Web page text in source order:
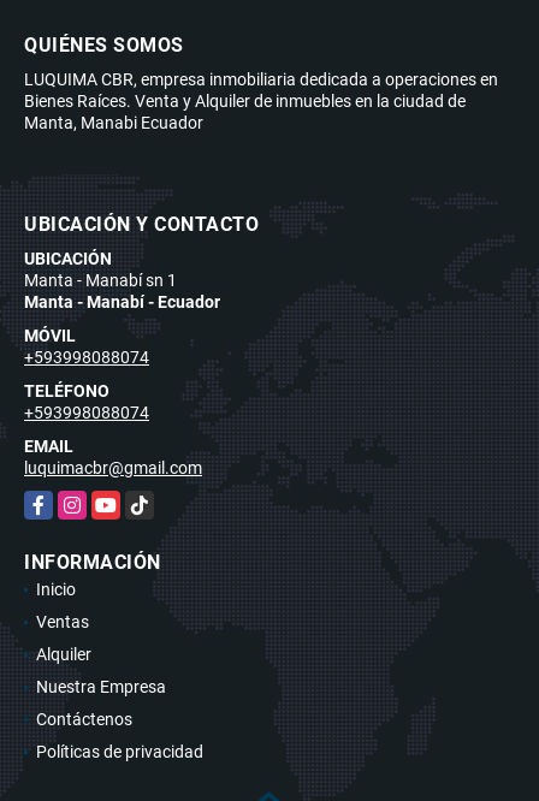
QUIÉNES SOMOS
LUQUIMA CBR, empresa inmobiliaria dedicada a operaciones en
Bienes Raíces. Venta y Alquiler de inmuebles en la ciudad de
Manta, Manabi Ecuador
UBICACIÓN Y CONTACTO
UBICACIÓN
Manta - Manabí sn 1
Manta - Manabí - Ecuador
MÓVIL
+593998088074
TELÉFONO
+593998088074
EMAIL
luquimacbr@gmail.com
FacebookInstagram
YouTubeTikTok
INFORMACIÓN
Inicio
Ventas
Alquiler
Nuestra Empresa
Contáctenos
Políticas de privacidad